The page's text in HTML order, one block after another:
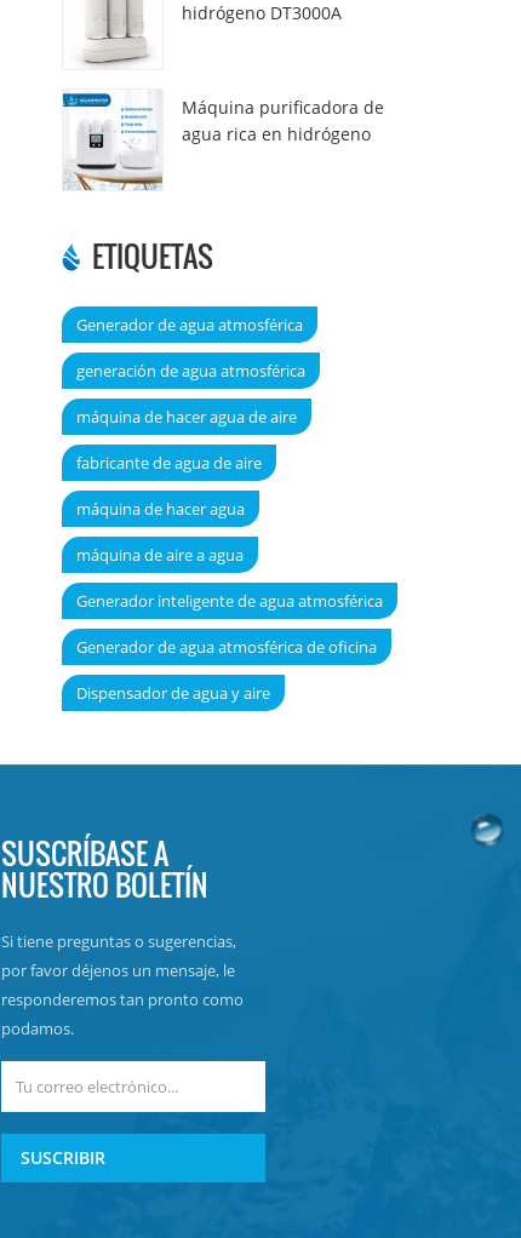
hidrógeno DT3000A
Máquina purificadora de
agua rica en hidrógeno
ETIQUETAS
Generador de agua atmosférica
generación de agua atmosférica
máquina de hacer agua de aire
fabricante de agua de aire
máquina de hacer agua
máquina de aire a agua
Generador inteligente de agua atmosférica
Generador de agua atmosférica de oficina
Dispensador de agua y aire
SUSCRÍBASE A
NUESTRO BOLETÍN
Si tiene preguntas o sugerencias,
por favor déjenos un mensaje, le
responderemos tan pronto como
podamos.
SUSCRIBIR